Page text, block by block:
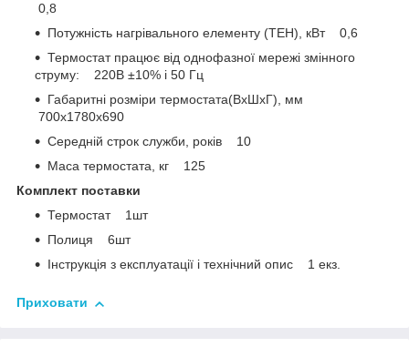
0,8
Потужність нагрівального елементу (ТЕН), кВт 0,6
Термостат працює від однофазної мережі змінного
струму: 220В ±10% i 50 Гц
Габаритні розміри термостата(ВхШхГ), мм
700х1780х690
Середній строк служби, років 10
Маса термостата, кг 125
Комплект поставки
Термостат 1шт
Полиця 6шт
Інструкція з експлуатації і технічний опис 1 екз.
Приховати